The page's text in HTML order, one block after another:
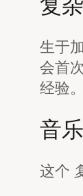
复
生于
会首
经验
音
这个